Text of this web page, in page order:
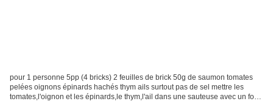
pour 1 personne 5pp (4 bricks) 2 feuilles de brick 50g de saumon tomates
pelées oignons épinards hachés thym ails surtout pas de sel mettre les
tomates,l'oignon et les épinards,le thym,l'ail dans une sauteuse avec un fond